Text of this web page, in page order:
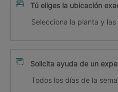
Tú eliges la ubicación
Selecciona la planta y
Solicita ayuda de un
Todos los días de la